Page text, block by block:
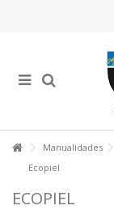
Manualidades
Ecopiel
ECOPIEL